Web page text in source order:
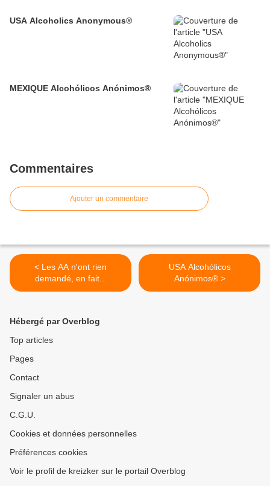
USA Alcoholics Anonymous®
MEXIQUE Alcohólicos Anónimos®
Commentaires
Ajouter un commentaire
< Les AA n'ont rien
demandé, en fait...
USA Alcohólicos
Anónimos® >
Hébergé par Overblog
Top articles
Pages
Contact
Signaler un abus
C.G.U.
Cookies et données personnelles
Préférences cookies
Voir le profil de kreizker sur le portail Overblog